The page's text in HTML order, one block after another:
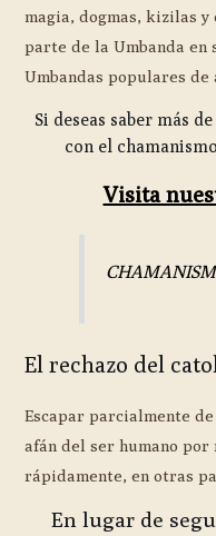
magia, dogmas, kizilas y
parte de la Umbanda
Umbandas populares de
Si deseas saber más
con el
Visita
El rechazo del
Escapar parcialmente
afán del ser humano
rápidamente, en otras
En lugar de